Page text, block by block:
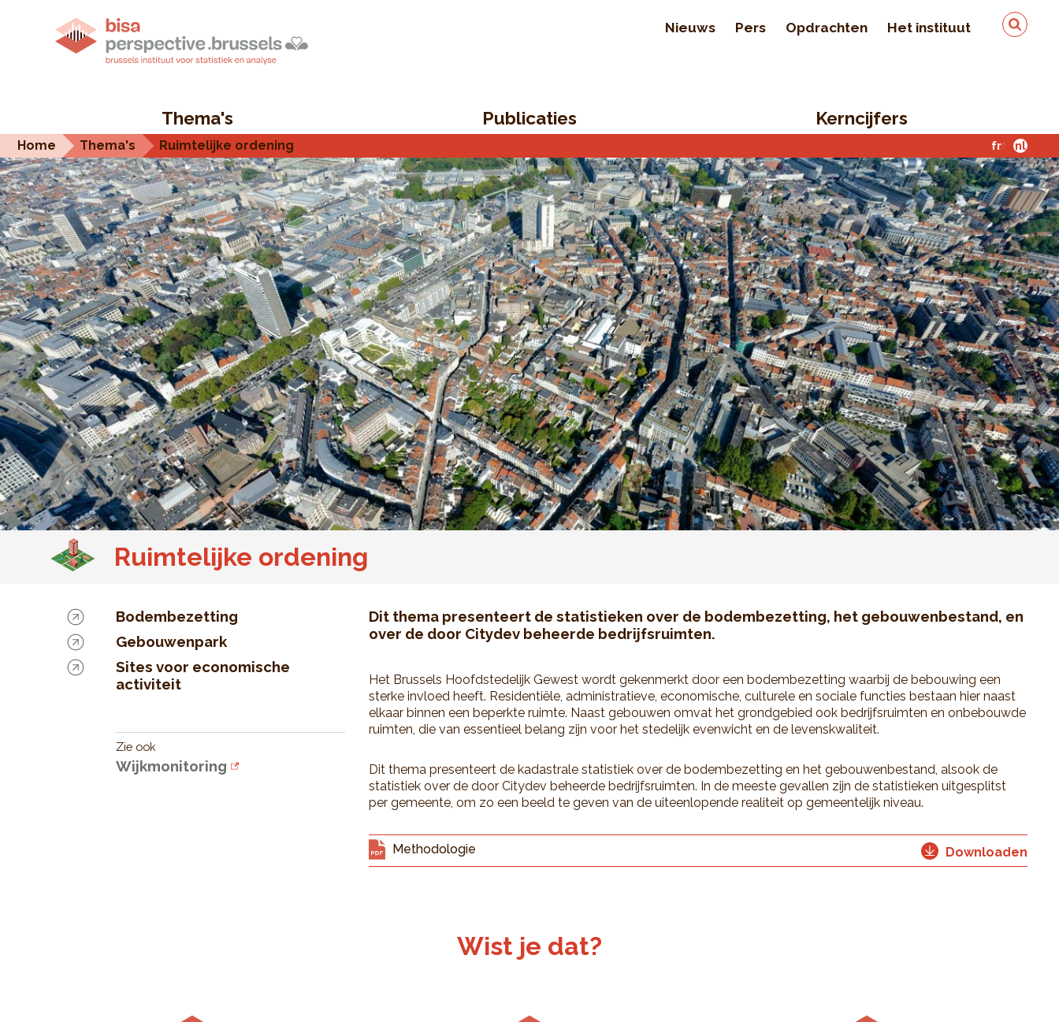
Nieuws Pers Opdrachten Het instituut
Kwaliteit en veiligheid
Contact
Thema's Publicaties Kerncijfers
Home Thema's Ruimtelijke ordening fr nl
Ruimtelijke ordening
Bodembezetting
Gebouwenpark
Sites voor economische
activiteit
Zie ook
Wijkmonitoring
Dit thema presenteert de statistieken over de bodembezetting, het gebouwenbestand, en
over de door Citydev beheerde bedrijfsruimten.
Het Brussels Hoofdstedelijk Gewest wordt gekenmerkt door een bodembezetting waarbij de bebouwing een
sterke invloed heeft. Residentiële, administratieve, economische, culturele en sociale functies bestaan hier naast
elkaar binnen een beperkte ruimte. Naast gebouwen omvat het grondgebied ook bedrijfsruimten en onbebouwde
ruimten, die van essentieel belang zijn voor het stedelijk evenwicht en de levenskwaliteit.
Dit thema presenteert de kadastrale statistiek over de bodembezetting en het gebouwenbestand, alsook de
statistiek over de door Citydev beheerde bedrijfsruimten. In de meeste gevallen zijn de statistieken uitgesplitst
per gemeente, om zo een beeld te geven van de uiteenlopende realiteit op gemeentelijk niveau.
Methodologie Downloaden
Wist je dat?